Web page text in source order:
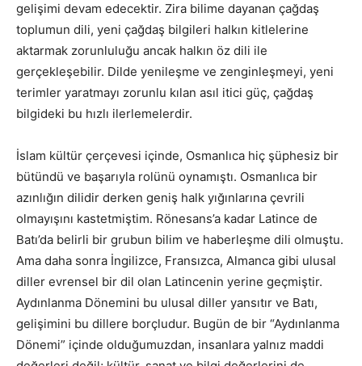
gelişimi devam edecektir. Zira bilime dayanan çağdaş
toplumun dili, yeni çağdaş bilgileri halkın kitlelerine
aktarmak zorunluluğu ancak halkın öz dili ile
gerçekleşebilir. Dilde yenileşme ve zenginleşmeyi, yeni
terimler yaratmayı zorunlu kılan asıl itici güç, çağdaş
bilgideki bu hızlı ilerlemelerdir.
İslam kültür çerçevesi içinde, Osmanlıca hiç şüphesiz bir
bütündü ve başarıyla rolünü oynamıştı. Osmanlıca bir
azınlığın dilidir derken geniş halk yığınlarına çevrili
olmayışını kastetmiştim. Rönesans’a kadar Latince de
Batı’da belirli bir grubun bilim ve haberleşme dili olmuştu.
Ama daha sonra İngilizce, Fransızca, Almanca gibi ulusal
diller evrensel bir dil olan Latincenin yerine geçmiştir.
Aydınlanma Dönemini bu ulusal diller yansıtır ve Batı,
gelişimini bu dillere borçludur. Bugün de bir “Aydınlanma
Dönemi” içinde olduğumuzdan, insanlara yalnız maddi